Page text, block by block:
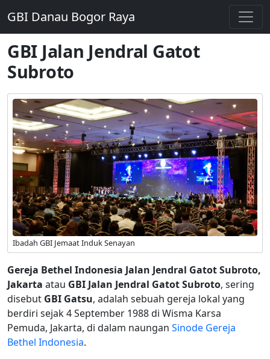
GBI Danau Bogor Raya
GBI Jalan Jendral Gatot
Subroto
Ibadah GBI Jemaat Induk Senayan
Gereja Bethel Indonesia Jalan Jendral Gatot Subroto,
Jakarta atau GBI Jalan Jendral Gatot Subroto, sering
disebut GBI Gatsu, adalah sebuah gereja lokal yang
berdiri sejak 4 September 1988 di Wisma Karsa
Pemuda, Jakarta, di dalam naungan Sinode Gereja
Bethel Indonesia.